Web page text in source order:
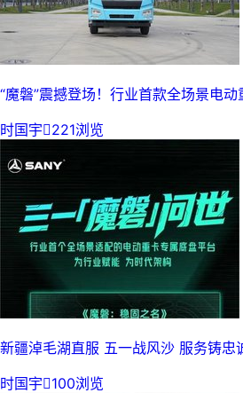
“魔磐”震撼登场！行业首款全场景电
时国宇221浏览
新疆淖毛湖直服 五一战风沙 服务铸忠
时国宇100浏览